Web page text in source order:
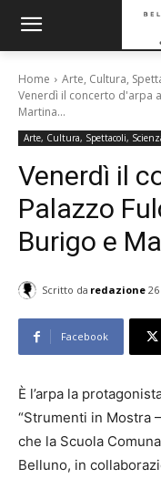
Home Arte, Cultura,
Venerdì il concerto d'arpa
Martina...
Arte, Cultura, Spettacoli,
Venerdì il
Palazzo
Burigo e
Scritto da redazione
Facebook
È l’arpa la
“Strumenti in Mostra
che la Scuola
Belluno, in